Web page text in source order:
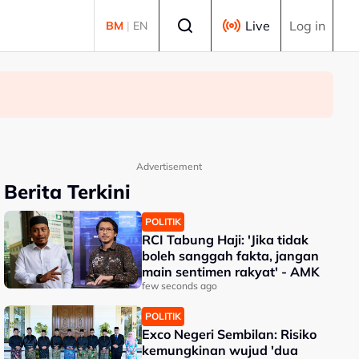
BM | EN Live Log in
Advertisement
Berita Terkini
POLITIK
RCI Tabung Haji: 'Jika tidak
boleh sanggah fakta, jangan
main sentimen rakyat' - AMK
few seconds ago
POLITIK
Exco Negeri Sembilan: Risiko
kemungkinan wujud 'dua